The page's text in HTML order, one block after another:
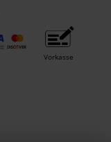
Vorkasse